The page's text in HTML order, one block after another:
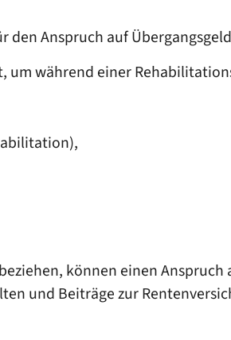
den Anspruch auf Übergangsgeld
während einer
können einen Anspruch
und Beiträge zur